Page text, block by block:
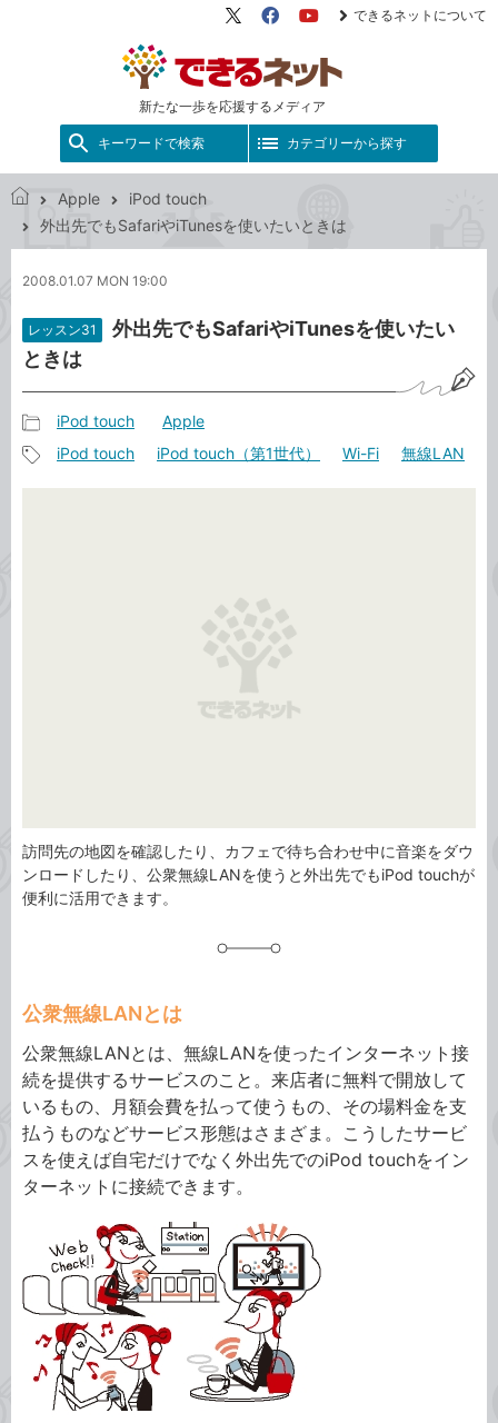
新たな一歩を応援するメディア
X（旧
FacebookYouTube
できるネットについて
キーワードで検索 カテゴリーから探す
で
き
ネ
ト
Apple
iPod touch
外出先でもSafariやiTunesを使いたいときは
2008.01.07 MON 19:00
レッスン31
外出先でもSafariやiTunesを使いたい
ときは
事
カ
iPod touch Apple
iPod touch iPod touch（第1世代） Wi-Fi 無線LAN
訪問先の地図を確認したり、カフェで待ち合わせ中に音楽をダウ
ンロードしたり、公衆無線LANを使うと外出先でもiPod touchが
便利に活用できます。
公衆無線LANとは
公衆無線LANとは、無線LANを使ったインターネット接
続を提供するサービスのこと。来店者に無料で開放して
いるもの、月額会費を払って使うもの、その場料金を支
払うものなどサービス形態はさまざま。こうしたサービ
スを使えば自宅だけでなく外出先でのiPod touchをイン
ターネットに接続できます。